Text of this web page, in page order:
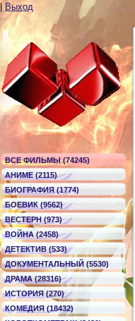
Выход
ВСЕ ФИЛЬМЫ (74245)
АНИМЕ (2115)
БИОГРАФИЯ (1774)
БОЕВИК (9562)
ВЕСТЕРН (973)
ВОЙНА (2458)
ДЕТЕКТИВ (533)
ДОКУМЕНТАЛЬНЫЙ (5530)
ДРАМА (28316)
ИСТОРИЯ (270)
КОМЕДИЯ (18432)